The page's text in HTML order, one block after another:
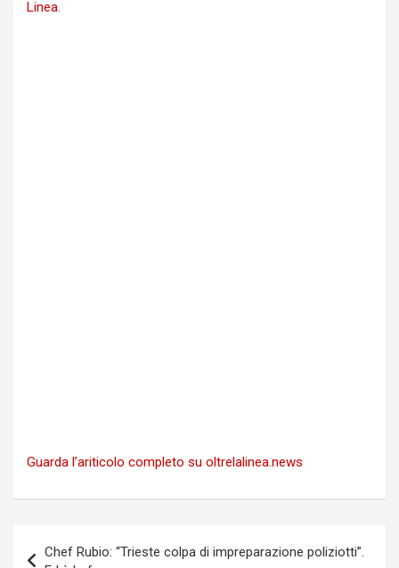
Linea.
Guarda l’ariticolo completo su oltrelalinea.news
Chef Rubio: “Trieste colpa di impreparazione poliziotti”.